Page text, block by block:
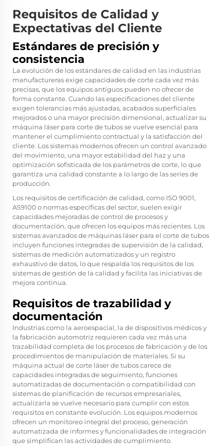
Requisitos de Calidad y
Expectativas del Cliente
Estándares de precisión y
consistencia
La evolución de los estándares de calidad en las industrias
manufactureras exige capacidades de corte cada vez más
precisas, que los equipos antiguos pueden no ofrecer de
forma constante. Cuando las especificaciones del cliente
exigen tolerancias más ajustadas, acabados superficiales
mejorados o una mayor precisión dimensional, actualizar su
máquina láser para corte de tubos se vuelve esencial para
mantener el cumplimiento contractual y la satisfacción del
cliente. Los sistemas modernos ofrecen un control avanzado
del movimiento, una mayor estabilidad del haz y una
optimización sofisticada de los parámetros de corte, lo que
garantiza una calidad constante a lo largo de las series de
producción.
Los requisitos de certificación de calidad, como ISO 9001,
AS9100 o normas específicas del sector, suelen exigir
capacidades mejoradas de control de procesos y
documentación, que ofrecen los equipos más recientes. Los
sistemas avanzados de máquinas láser para el corte de tubos
incluyen funciones integradas de supervisión de la calidad,
sistemas de medición automatizados y un registro
exhaustivo de datos, lo que respalda los requisitos de los
sistemas de gestión de la calidad y facilita las iniciativas de
mejora continua.
Requisitos de trazabilidad y
documentación
Industrias como la aeroespacial, la de dispositivos médicos y
la fabricación automotriz requieren cada vez más una
trazabilidad completa de los procesos de fabricación y de los
procedimientos de manipulación de materiales. Si su
máquina actual de corte láser de tubos carece de
capacidades integradas de seguimiento, funciones
automatizadas de documentación o compatibilidad con
sistemas de planificación de recursos empresariales,
actualizarla se vuelve necesario para cumplir con estos
requisitos en constante evolución. Los equipos modernos
ofrecen un monitoreo integral del proceso, generación
automatizada de informes y funcionalidades de integración
que simplifican las actividades de cumplimiento.